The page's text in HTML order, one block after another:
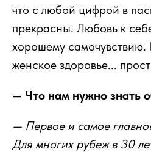
что с любой цифрой в
прекрасны. Любовь к
хорошему самочувствию.
женское здоровье...
— Что нам нужно знать
— Первое и самое
Для многих рубеж в 30